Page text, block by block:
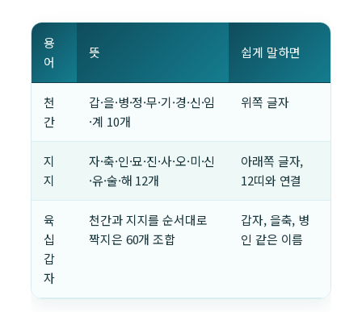
용
어
뜻 쉽게 말하면
천
간
갑·을·병·정·무·기·경·신·임
·계 10개
위쪽 글자
지
지
자·축·인·묘·진·사·오·미·신
·유·술·해 12개
아래쪽 글자,
12띠와 연결
육
십
갑
자
천간과 지지를 순서대로
짝지은 60개 조합
갑자, 을축, 병
인 같은 이름